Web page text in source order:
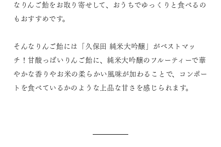
なりんご飴をお取り寄せして、おうちでゆっくりと食べるの
もおすすめです。
そんなりんご飴には「久保田 純米大吟醸」がベストマッ
チ！甘酸っぱいりんご飴に、純米大吟醸のフルーティーで華
やかな香りやお米の柔らかい風味が加わることで、コンポー
トを食べているかのような上品な甘さを感じられます。